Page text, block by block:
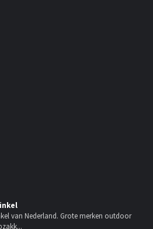
van Nederland. Grote merken outdoor